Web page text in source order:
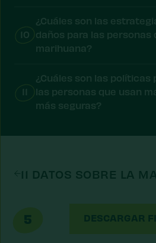
10
¿Cuáles son las
daños para las personas
marihuana?
11
¿Cuáles son las políticas
las personas que usan
más seguras?
11 DATOS SOBRE LA